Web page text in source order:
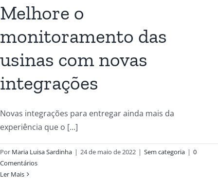
Melhore o
monitoramento das
usinas com novas
integrações
Novas integrações para entregar ainda mais da
experiência que o [...]
Por Maria Luisa Sardinha | 24 de maio de 2022 | Sem categoria | 0
Comentários
Ler Mais